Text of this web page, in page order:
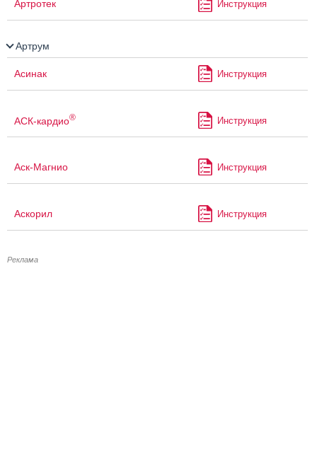
Артротек Инструкция
Артрум
Асинак Инструкция
АСК-кардио® Инструкция
Аск-Магнио Инструкция
Аскорил Инструкция
Реклама